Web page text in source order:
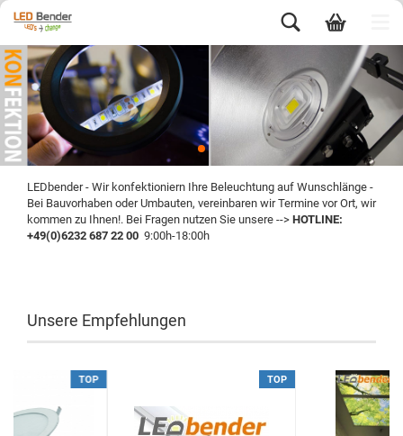
LEDbender - Wir konfektioniern Ihre Beleuchtung auf Wunschlänge -
Bei Bauvorhaben oder Umbauten, vereinbaren wir Termine vor Ort, wir
kommen zu Ihnen!. Bei Fragen nutzen Sie unsere --> HOTLINE:
+49(0)6232 687 22 00 9:00h-18:00h
Unsere Empfehlungen
TOP TOP